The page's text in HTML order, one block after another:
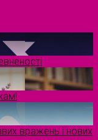
вражень і нових